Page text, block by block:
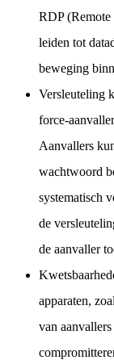
RDP
leiden tot
beweging
Versleuteling
force-
Aanvallers
wachtwoord
systematisch
de
de aanvaller
apparaten,
van